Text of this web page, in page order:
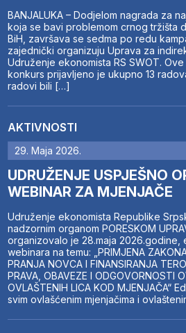
BANJALUKA – Dodjelom nagrada za
koja se bavi problemom crnog tržišta
BiH, završava se sedma po redu
zajednički organizuju Uprava za
Udruženje ekonomista RS SWOT.
konkurs prijavljeno je ukupno 13
radovi bili […]
AKTIVNOSTI
29. Maja 2026.
UDRUŽENJE USPJEŠNO
WEBINAR ZA MJENJAČE
Udruženje ekonomista Republike
nadzornim organom PORESKOM
organizovalo je 28.maja 2026.godine,
webinara na temu: „PRIMJENA
PRANJA NOVCA I FINANSIRANJA
PRAVA, OBAVEZE I ODGOVORNOSTI
OVLAŠTENIH LICA KOD MJENJAČA“
svim ovlašćenim mjenjačima i